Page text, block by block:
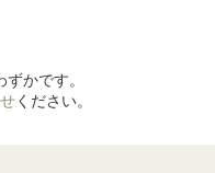
かです。
ください。